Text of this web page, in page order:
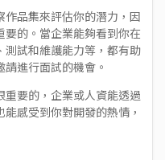
品集來評估你的潛力，因
要的。當企業能夠看到你在
試和維護能力等，都有助
進行面試的機會。
重要的，企業或人資能透過
感受到你對開發的熱情，